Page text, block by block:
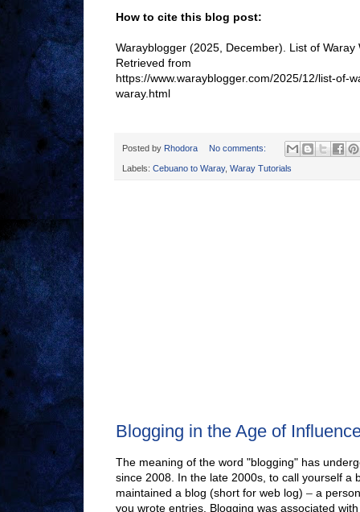
How to cite this blog post:
Warayblogger (2025, December). List of Waray
Retrieved from
https://www.warayblogger.com/2025/12/list-of-
waray.html
Posted by Rhodora No comments:
Labels: Cebuano to Waray, Waray Tutorials
Blogging in the Age of
The meaning of the word "blogging" has
since 2008. In the late 2000s, to call yourself a
maintained a blog (short for web log) – a
you wrote entries. Blogging was associated